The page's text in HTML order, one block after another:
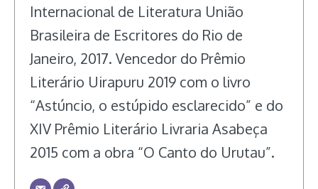
Internacional de Literatura União
Brasileira de Escritores do Rio de
Janeiro, 2017. Vencedor do Prêmio
Literário Uirapuru 2019 com o livro
“Astúncio, o estúpido esclarecido” e do
XIV Prêmio Literário Livraria Asabeça
2015 com a obra “O Canto do Urutau”.